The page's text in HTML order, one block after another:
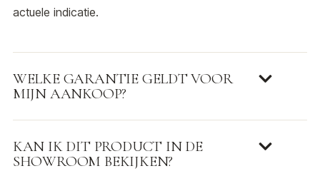
actuele indicatie.
WELKE GARANTIE GELDT VOOR
MIJN AANKOOP?
KAN IK DIT PRODUCT IN DE
SHOWROOM BEKIJKEN?